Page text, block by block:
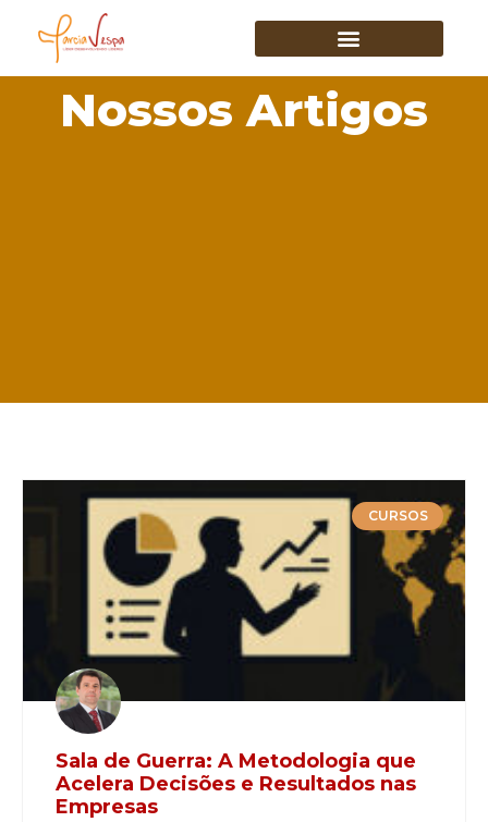
Nossos Artigos
CURSOS
Sala de Guerra: A Metodologia que
Acelera Decisões e Resultados nas
Empresas